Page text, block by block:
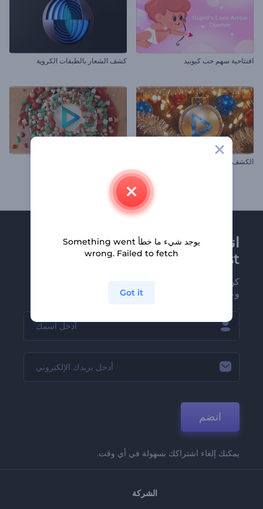
افتتاحية سهم حب كيوبيد كشف الشعار بالطبقات الكروية
الكشف عن شعار سانتا السحري
انضم إلى نشرة
Renderforest الإخبارية
كن من بين أوائل من يستلمون أحدث أخبارنا
وعروضنا
انضم
يمكنك إلغاء اشتراكك بسهولة في أي وقت.
الشركة
يوجد شيء ما خطأ Something went
wrong. Failed to fetch
Got it